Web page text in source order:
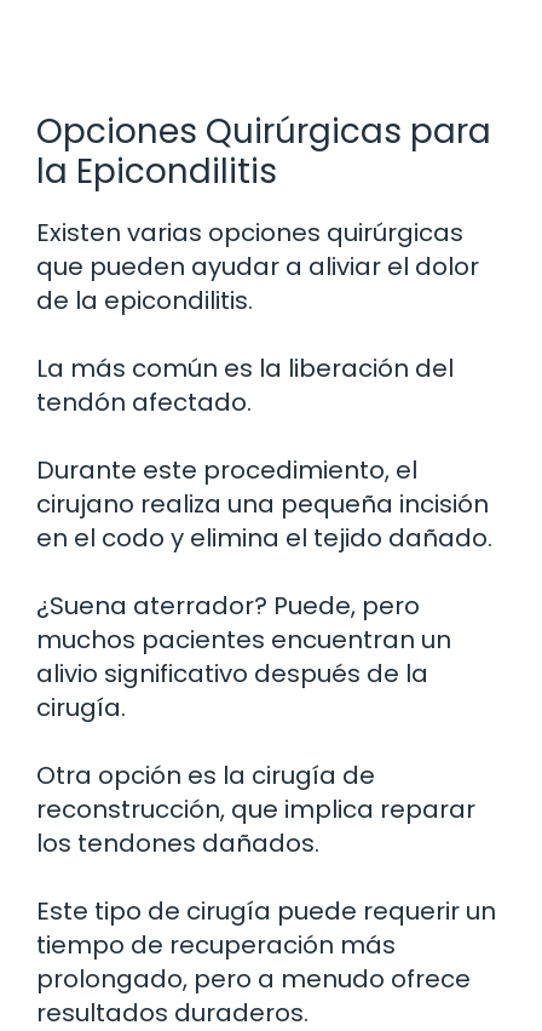
Opciones Quirúrgicas para
la Epicondilitis
Existen varias opciones quirúrgicas
que pueden ayudar a aliviar el dolor
de la epicondilitis.
La más común es la liberación del
tendón afectado.
Durante este procedimiento, el
cirujano realiza una pequeña incisión
en el codo y elimina el tejido dañado.
¿Suena aterrador? Puede, pero
muchos pacientes encuentran un
alivio significativo después de la
cirugía.
Otra opción es la cirugía de
reconstrucción, que implica reparar
los tendones dañados.
Este tipo de cirugía puede requerir un
tiempo de recuperación más
prolongado, pero a menudo ofrece
resultados duraderos.